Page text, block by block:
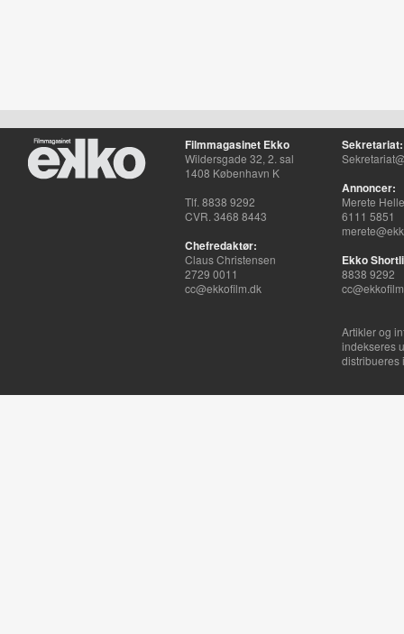
Filmmagasinet Ekko
Wildersgade 32, 2. sal
1408 København K
Tlf. 8838 9292
CVR. 3468 8443
Chefredaktør:
Claus Christensen
2729 0011
cc@ekkofilm.dk
Sekretariat:
Annoncer:
Merete
6111 5851
Ekko
8838 9292
Artikler og
indekseres
distribueres